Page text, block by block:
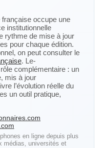
française occupe une
institutionnelle
rythme de mise à jour
pour chaque édition.
on peut consulter le
. Le-
complémentaire : un
mis à jour
l’évolution réelle du
un outil pratique,
en ligne depuis plus
médias, universités et